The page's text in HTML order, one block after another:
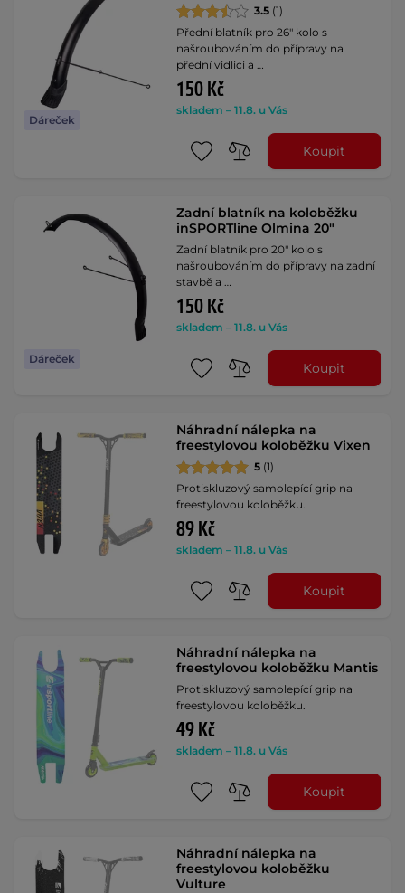
Dáreček
3.5 (1)
Přední blatník pro 26" kolo s
našroubováním do přípravy na
přední vidlici a …
150 Kč
skladem – 11.8. u Vás
Koupit
Dáreček
Zadní blatník na koloběžku
inSPORTline Olmina 20"
Zadní blatník pro 20" kolo s
našroubováním do přípravy na zadní
stavbě a …
150 Kč
skladem – 11.8. u Vás
Koupit
Náhradní nálepka na
freestylovou koloběžku Vixen
5 (1)
Protiskluzový samolepící grip na
freestylovou koloběžku.
89 Kč
skladem – 11.8. u Vás
Koupit
Náhradní nálepka na
freestylovou koloběžku Mantis
Protiskluzový samolepící grip na
freestylovou koloběžku.
49 Kč
skladem – 11.8. u Vás
Koupit
Náhradní nálepka na
freestylovou koloběžku
Vulture